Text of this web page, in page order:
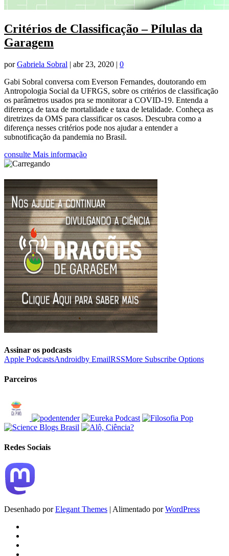
Critérios de Classificação – Pílulas da
Garagem
porGabriela Sobral | abr 23, 2020 | 0
Gabi Sobral conversa com Everson Fernandes, doutorando em
Antropologia Social da UFRGS, sobre os critérios de classificação
os parâmetros usados pra se monitorar a COVID-19. Entenda a
diferença de taxa de mortalidade e taxa de letalidade. Conheça as
diretrizes da OMS para classificar os casos. Descubra como a
diferença nesses critérios pode nos ajudar a entender a
subnotificação da pandemia no Brasil.
consulte Mais informação
Assinar os podcasts
Apple PodcastsAndroidby EmailRSSMore Subscribe Options
Parceiros
Redes Sociais
Desenhado porElegant Themes | Alimentado porWordPress